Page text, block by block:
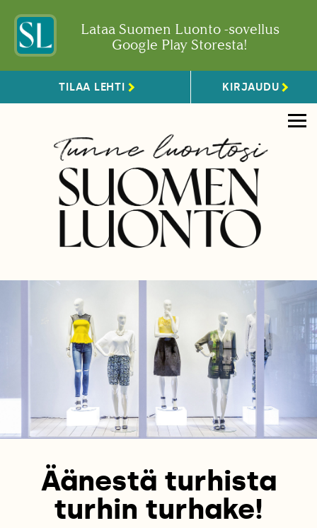
Lataa Suomen Luonto -sovellus
Google Play Storesta!
TILAA LEHTI KIRJAUDU
Äänestä turhista
turhin turhake!